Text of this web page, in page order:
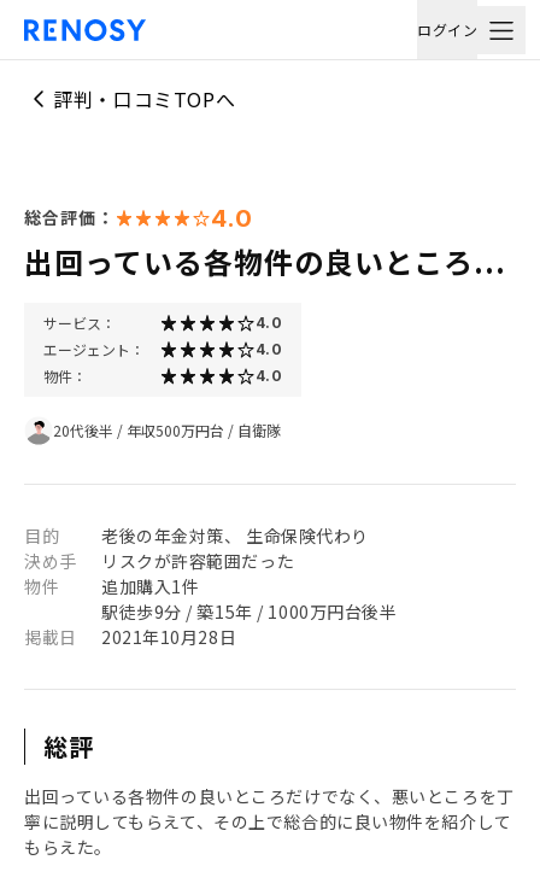
ログイン
評判・口コミTOPへ
総合評価： 4.0
出回っている各物件の良いところ...
サービス： 4.0
エージェント： 4.0
物件： 4.0
20代後半 / 年収500万円台 / 自衛隊
目的
老後の年金対策、 生命保険代わり
決め手
リスクが許容範囲だった
物件
追加購入1件
駅徒歩9分 / 築15年 / 1000万円台後半
掲載日
2021年10月28日
総評
出回っている各物件の良いところだけでなく、悪いところを丁
寧に説明してもらえて、その上で総合的に良い物件を紹介して
もらえた。